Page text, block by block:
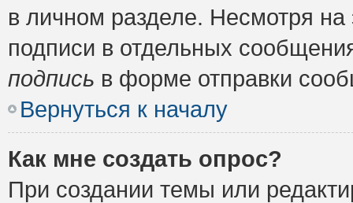
в личном разделе. Несмотря
подписи в отдельных
подпись в форме отправки
Вернуться к началу
Как мне создать опрос?
При создании темы или